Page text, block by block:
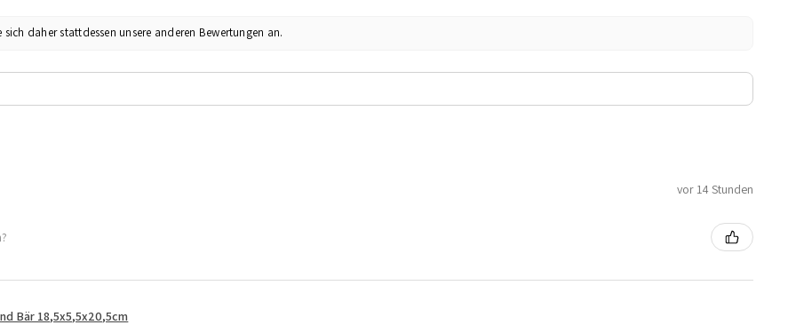
daher stattdessen unsere anderen Bewertungen an.
vor 14 Stunden
Bär 18,5x5,5x20,5cm